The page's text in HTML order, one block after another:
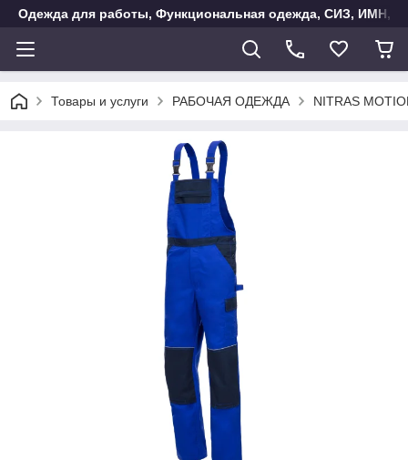
Одежда для работы, Функциональная одежда, СИЗ, ИМН,
Товары и услуги РАБОЧАЯ ОДЕЖДА NITRAS